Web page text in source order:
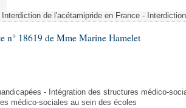
de l'acétamipride en France -
n° 18619 de Mme Marine Hamelet
- Intégration des structures médico-
médico-sociales au sein des écoles